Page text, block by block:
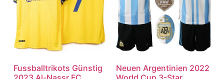
Fussballtrikots Günstig
Neuen Argentinien 2022